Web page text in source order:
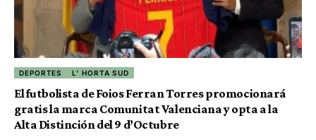
DEPORTES L' HORTA SUD
El futbolista de Foios Ferran Torres promocionará
gratis la marca Comunitat Valenciana y opta a la
Alta Distinción del 9 d’Octubre